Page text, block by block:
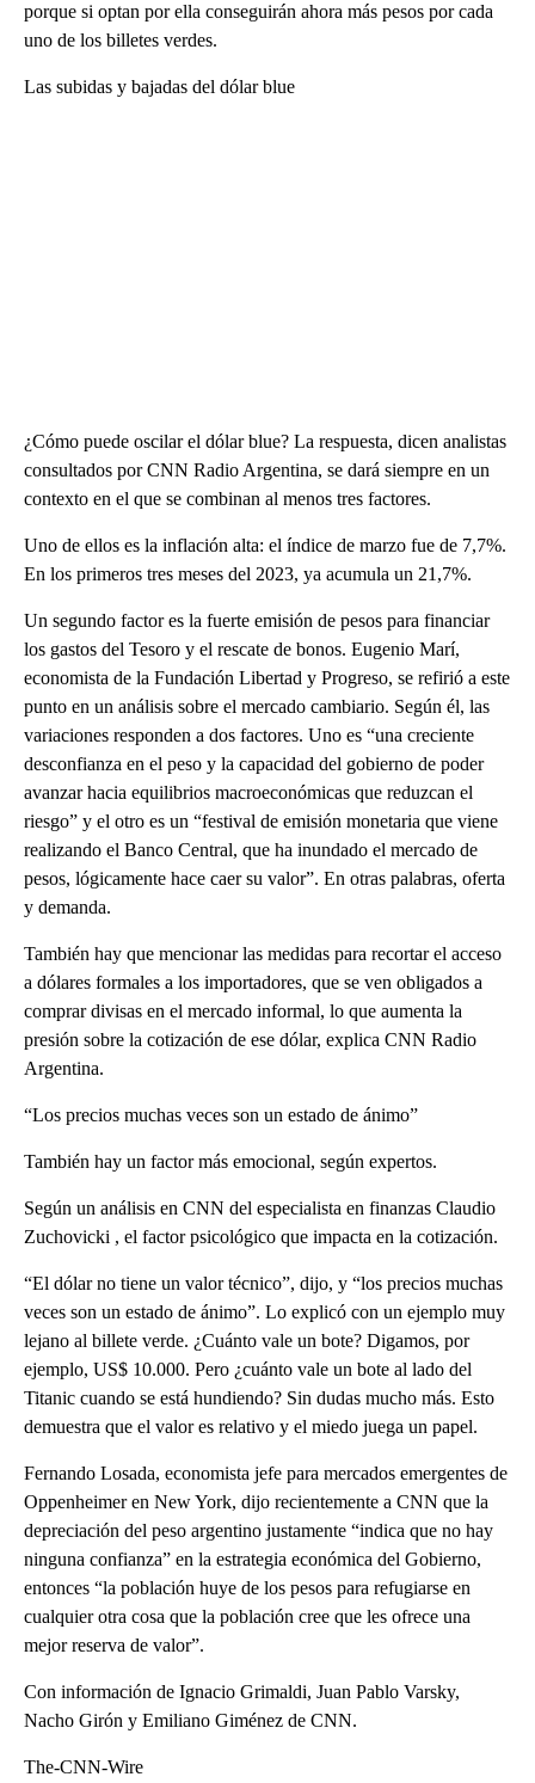
porque si optan por ella conseguirán ahora más pesos por cada
uno de los billetes verdes.
Las subidas y bajadas del dólar blue
¿Cómo puede oscilar el dólar blue? La respuesta, dicen analistas
consultados por CNN Radio Argentina, se dará siempre en un
contexto en el que se combinan al menos tres factores.
Uno de ellos es la inflación alta: el índice de marzo fue de 7,7%.
En los primeros tres meses del 2023, ya acumula un 21,7%.
Un segundo factor es la fuerte emisión de pesos para financiar
los gastos del Tesoro y el rescate de bonos. Eugenio Marí,
economista de la Fundación Libertad y Progreso, se refirió a este
punto en un análisis sobre el mercado cambiario. Según él, las
variaciones responden a dos factores. Uno es “una creciente
desconfianza en el peso y la capacidad del gobierno de poder
avanzar hacia equilibrios macroeconómicas que reduzcan el
riesgo” y el otro es un “festival de emisión monetaria que viene
realizando el Banco Central, que ha inundado el mercado de
pesos, lógicamente hace caer su valor”. En otras palabras, oferta
y demanda.
También hay que mencionar las medidas para recortar el acceso
a dólares formales a los importadores, que se ven obligados a
comprar divisas en el mercado informal, lo que aumenta la
presión sobre la cotización de ese dólar, explica CNN Radio
Argentina.
“Los precios muchas veces son un estado de ánimo”
También hay un factor más emocional, según expertos.
Según un análisis en CNN del especialista en finanzas Claudio
Zuchovicki , el factor psicológico que impacta en la cotización.
“El dólar no tiene un valor técnico”, dijo, y “los precios muchas
veces son un estado de ánimo”. Lo explicó con un ejemplo muy
lejano al billete verde. ¿Cuánto vale un bote? Digamos, por
ejemplo, US$ 10.000. Pero ¿cuánto vale un bote al lado del
Titanic cuando se está hundiendo? Sin dudas mucho más. Esto
demuestra que el valor es relativo y el miedo juega un papel.
Fernando Losada, economista jefe para mercados emergentes de
Oppenheimer en New York, dijo recientemente a CNN que la
depreciación del peso argentino justamente “indica que no hay
ninguna confianza” en la estrategia económica del Gobierno,
entonces “la población huye de los pesos para refugiarse en
cualquier otra cosa que la población cree que les ofrece una
mejor reserva de valor”.
Con información de Ignacio Grimaldi, Juan Pablo Varsky,
Nacho Girón y Emiliano Giménez de CNN.
The-CNN-Wire